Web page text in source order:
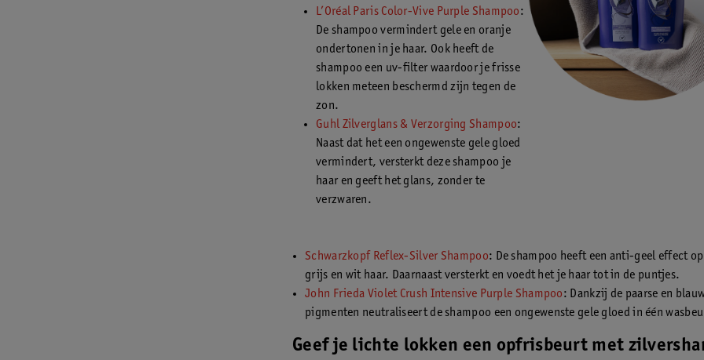
L’Oréal Paris Color-Vive Purple Shampoo:
De shampoo vermindert gele en oranje
ondertonen in je haar. Ook heeft de
shampoo een uv-filter waardoor je frisse
lokken meteen beschermd zijn tegen de
zon.
Guhl Zilverglans & Verzorging Shampoo:
Naast dat het een ongewenste gele gloed
vermindert, versterkt deze shampoo je
haar en geeft het glans, zonder te
verzwaren.
Schwarzkopf Reflex-Silver Shampoo: De shampoo heeft een anti-geel effect
grijs en wit haar. Daarnaast versterkt en voedt het je haar tot in de puntjes.
John Frieda Violet Crush Intensive Purple Shampoo: Dankzij de paarse en
pigmenten neutraliseert de shampoo een ongewenste gele gloed in één
Geef je lichte lokken een opfrisbeurt met